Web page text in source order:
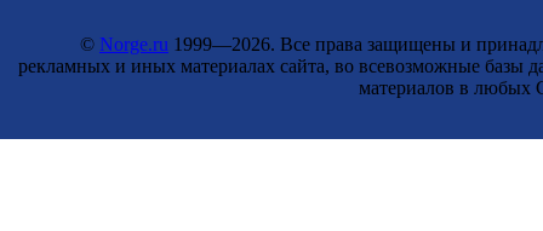
© Norge.ru 1999—2026. Все права защищены и
рекламных и иных материалах сайта, во всевозможные базы
материалов в любых